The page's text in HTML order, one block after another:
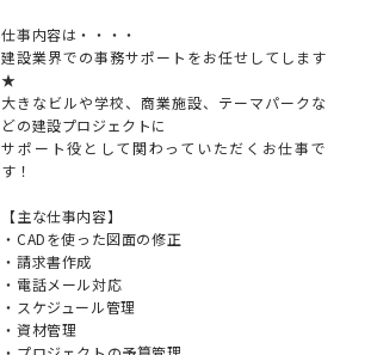
仕事内容は・・・・
建設業界での事務サポートをお任せしてします
★
大きなビルや学校、商業施設、テーマパークな
どの建設プロジェクトに
サポート役として関わっていただくお仕事で
す！
【主な仕事内容】
・CADを使った図面の修正
・請求書作成
・電話メール対応
・スケジュール管理
・資材管理